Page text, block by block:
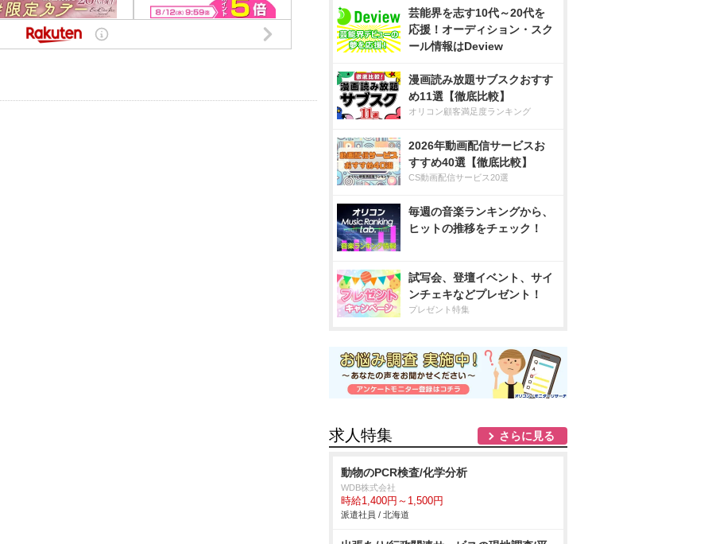
芸能界を志す10代～20代を
応援！オーディション・スク
ール情報はDeview
漫画読み放題サブスクおすす
め11選【徹底比較】
オリコン顧客満足度ランキング
2026年動画配信サービスお
すすめ40選【徹底比較】
CS動画配信サービス20選
毎週の音楽ランキングから、
ヒットの推移をチェック！
試写会、登壇イベント、サイ
ンチェキなどプレゼント！
プレゼント特集
求人特集 さらに見る
動物のPCR検査/化学分析
WDB株式会社
時給1,400円～1,500円
派遣社員 / 北海道